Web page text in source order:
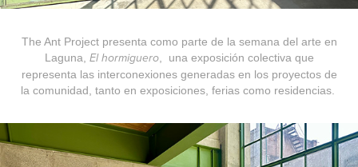
The Ant Project presenta como parte de la semana del arte en
Laguna, El hormiguero, una exposición colectiva que
representa las interconexiones generadas en los proyectos de
la comunidad, tanto en exposiciones, ferias como residencias.